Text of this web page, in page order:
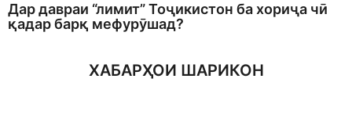
Дар давраи “лимит” Тоҷикистон ба хориҷа чӣ
қадар барқ мефурӯшад?
ХАБАРҲОИ ШАРИКОН